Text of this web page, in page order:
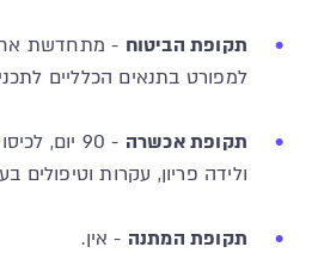
תקופת הביטוח - מתחדשת
למפורט בתנאים הכלליים
תקופת אכשרה
- 90 יום,
ולידה פריון, עקרות וטיפולים בעובר -
תקופת המתנה - אין.